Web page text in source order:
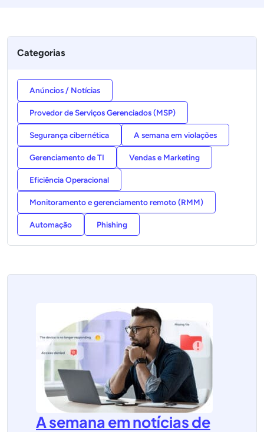
Categorias
Anúncios / Notícias
Provedor de Serviços Gerenciados (MSP)
Segurança cibernética A semana em violações
Gerenciamento de TI Vendas e Marketing
Eficiência Operacional
Monitoramento e gerenciamento remoto (RMM)
Automação Phishing
A semana em notícias de